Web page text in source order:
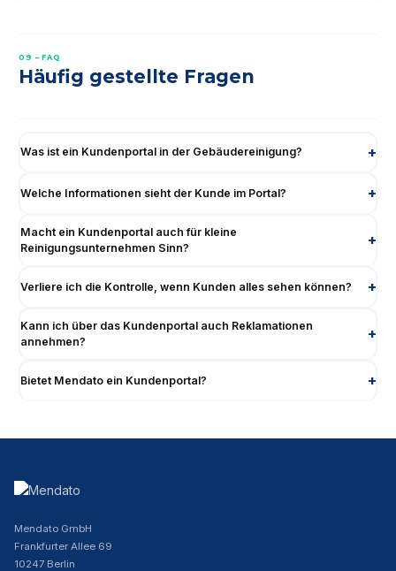
09 – FAQ
Häufig gestellte Fragen
Was ist ein Kundenportal in der Gebäudereinigung?
Welche Informationen sieht der Kunde im Portal?
Macht ein Kundenportal auch für kleine
Reinigungsunternehmen Sinn?
Verliere ich die Kontrolle, wenn Kunden alles sehen können?
Kann ich über das Kundenportal auch Reklamationen
annehmen?
Bietet Mendato ein Kundenportal?
Mendato GmbH
Frankfurter Allee 69
10247 Berlin